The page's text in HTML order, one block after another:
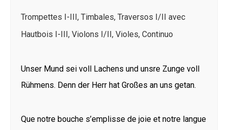
Trompettes I-III, Timbales, Traversos I/II avec
Hautbois I-III, Violons I/II, Violes, Continuo
Unser Mund sei voll Lachens und unsre Zunge voll
Rühmens. Denn der Herr hat Großes an uns getan.
Que notre bouche s’emplisse de joie et notre langue